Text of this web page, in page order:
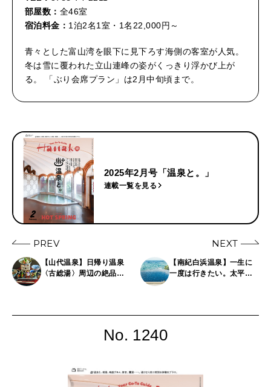
部屋数： 全46室
宿泊料金： 1泊2名1室・1名22,000円～
青々とした富山湾を眼下に見下ろす海側の客室が人気。
冬は雪に覆われた立山連峰の姿がくっきり浮かび上が
る。 「ぶり会席プラン」は2月中旬頃まで。
2025年2月号「温泉と。」
連載一覧を見る
PREV
【山代温泉】日帰り温泉
〈古総湯〉周辺の絶品グ
NEXT
【南紀白浜温泉】一生に
一度は行きたい。太平洋
No. 1240